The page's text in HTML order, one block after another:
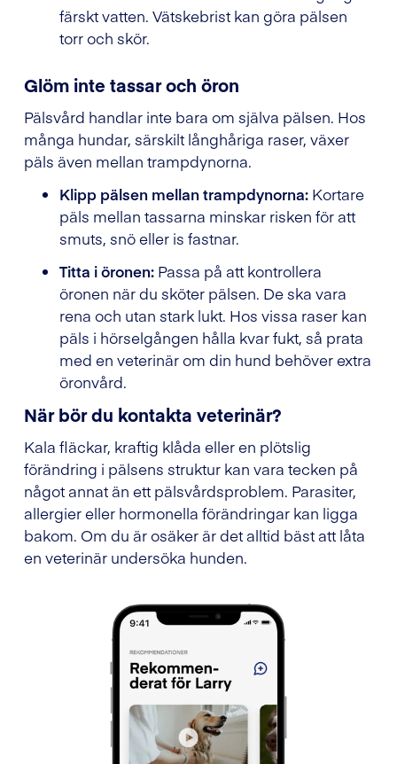
färskt vatten. Vätskebrist kan göra pälsen
torr och skör.
Glöm inte tassar och öron
Pälsvård handlar inte bara om själva pälsen. Hos
många hundar, särskilt långhåriga raser, växer
päls även mellan trampdynorna.
Klipp pälsen mellan trampdynorna: Kortare
päls mellan tassarna minskar risken för att
smuts, snö eller is fastnar.
Titta i öronen: Passa på att kontrollera
öronen när du sköter pälsen. De ska vara
rena och utan stark lukt. Hos vissa raser kan
päls i hörselgången hålla kvar fukt, så prata
med en veterinär om din hund behöver extra
öronvård.
När bör du kontakta veterinär?
Kala fläckar, kraftig klåda eller en plötslig
förändring i pälsens struktur kan vara tecken på
något annat än ett pälsvårdsproblem. Parasiter,
allergier eller hormonella förändringar kan ligga
bakom. Om du är osäker är det alltid bäst att låta
en veterinär undersöka hunden.